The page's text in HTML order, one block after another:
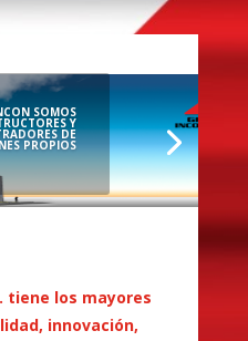
SOMOS
Y
DE
PROPIOS
tiene los mayores
innovación,